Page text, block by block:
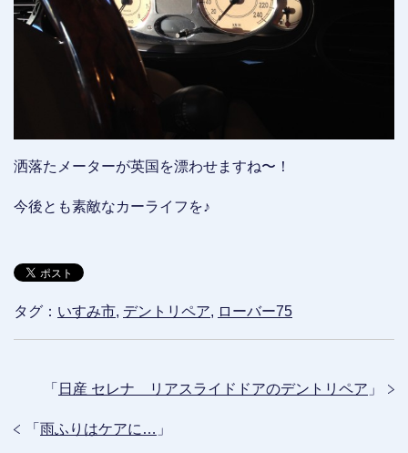
洒落たメーターが英国を漂わせますね〜！
今後とも素敵なカーライフを♪
タグ： いすみ市, デントリペア, ローバー75
「 日産 セレナ リアスライドドアのデントリペア 」
「 雨ふりはケアに… 」